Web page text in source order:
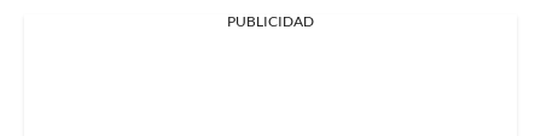
PUBLICIDAD